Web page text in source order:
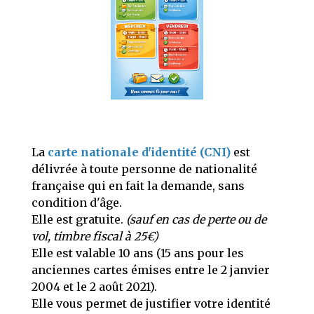
La carte nationale d'identité (CNI) est
délivrée à toute personne de nationalité
française qui en fait la demande, sans
condition d'âge.
Elle est gratuite. (sauf en cas de perte ou de
vol, timbre fiscal à 25€)
Elle est valable 10 ans (15 ans pour les
anciennes cartes émises entre le 2 janvier
2004 et le 2 août 2021).
Elle vous permet de justifier votre identité